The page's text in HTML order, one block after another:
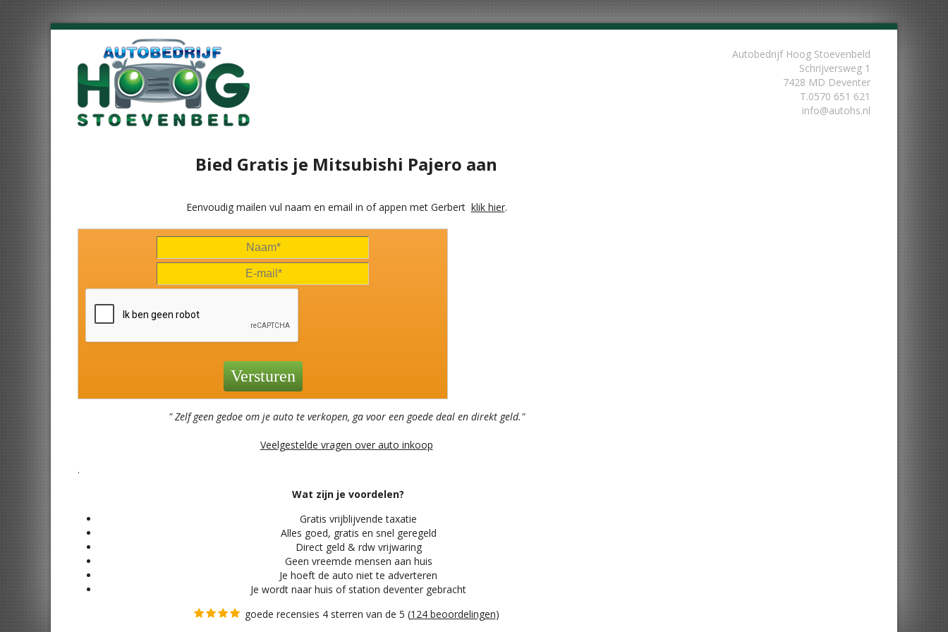
Autobedrijf Hoog Stoevenbeld
Schrijversweg 1
7428 MD Deventer
T.0570 651 621
info@autohs.nl
Bied Gratis je Mitsubishi Pajero aan
Eenvoudig mailen vul naam en email in of appen met Gerbert klik hier.
" Zelf geen gedoe om je auto te verkopen, ga voor een goede deal en direkt geld."
Veelgestelde vragen over auto inkoop
.
Wat zijn je voordelen?
Gratis vrijblijvende taxatie
Alles goed, gratis en snel geregeld
Direct geld & rdw vrijwaring
Geen vreemde mensen aan huis
Je hoeft de auto niet te adverteren
Je wordt naar huis of station deventer gebracht
goede recensies 4 sterren van de 5 (124 beoordelingen)